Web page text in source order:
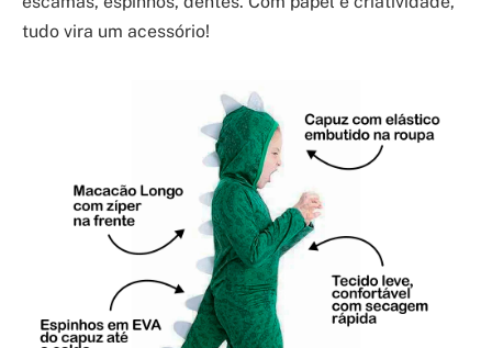
tudo vira um acessório!